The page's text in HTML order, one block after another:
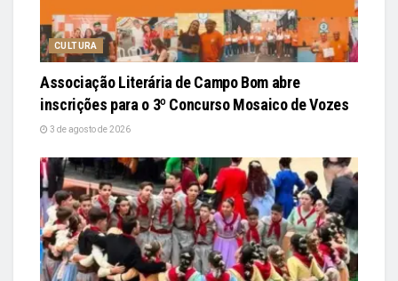
CULTURA
Associação Literária de Campo Bom abre
inscrições para o 3º Concurso Mosaico de Vozes
3 de agosto de 2026